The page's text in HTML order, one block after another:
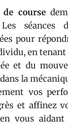
de course
séances
pour
en
et du
la
vos
et affinez
vous